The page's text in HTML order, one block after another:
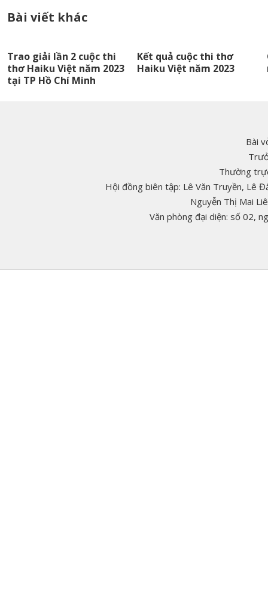
Bài viết khác
Trao giải lần 2 cuộc thi
thơ Haiku Việt năm 2023
tại TP Hồ Chí Minh
Kết quả cuộc thi thơ
Haiku Việt năm 2023
Bài
Thường
Hội đồng biên tập: Lê Văn Truyền, Lê
Nguyễn Thị Mai
Văn phòng đại diện: số 02,